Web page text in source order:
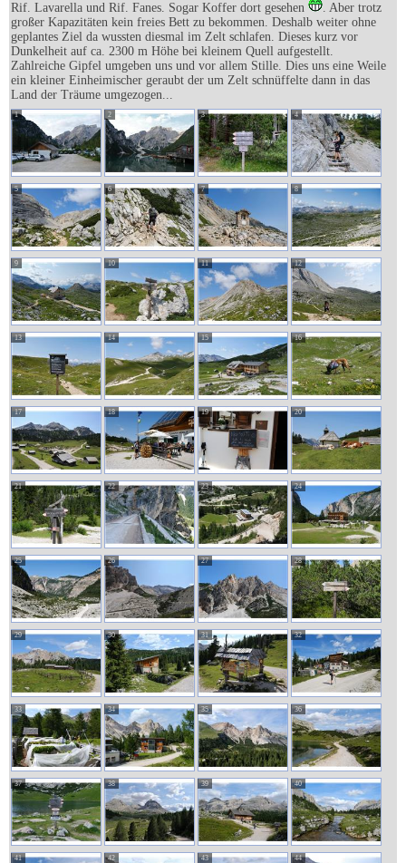
Rif. Lavarella und Rif. Fanes. Sogar Koffer dort gesehen
. Aber trotz
großer Kapazitäten kein freies Bett zu bekommen. Deshalb weiter ohne
geplantes Ziel da wussten diesmal im Zelt schlafen. Dieses kurz vor
Dunkelheit auf ca. 2300 m Höhe bei kleinem Quell aufgestellt.
Zahlreiche Gipfel umgeben uns und vor allem Stille. Dies uns eine Weile
ein kleiner Einheimischer geraubt der um Zelt schnüffelte dann in das
Land der Träume umgezogen...
1 2 3 4
5 6 7 8
9 10 11 12
13 14 15 16
17 18 19 20
21 22 23 24
25 26 27 28
29 30 31 32
33 34 35 36
37 38 39 40
41 42 43 44